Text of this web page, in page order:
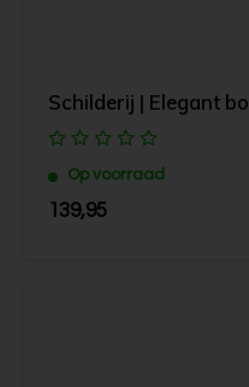
Schilderij | Elegant
Op voorraad
139,95